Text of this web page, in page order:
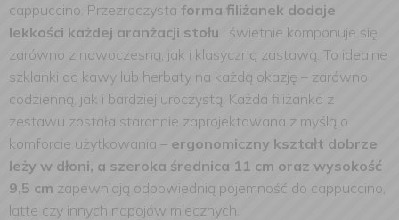
cappuccino. Przezroczysta forma filiżanek dodaje
lekkości każdej aranżacji stołu i świetnie komponuje się
zarówno z nowoczesną, jak i klasyczną zastawą. To idealne
szklanki do kawy lub herbaty na każdą okazję – zarówno
codzienną, jak i bardziej uroczystą. Każda filiżanka z
zestawu została starannie zaprojektowana z myślą o
komforcie użytkowania – ergonomiczny kształt dobrze
leży w dłoni, a szeroka średnica 11 cm oraz wysokość
9,5 cm zapewniają odpowiednią pojemność do cappuccino,
latte czy innych napojów mlecznych.